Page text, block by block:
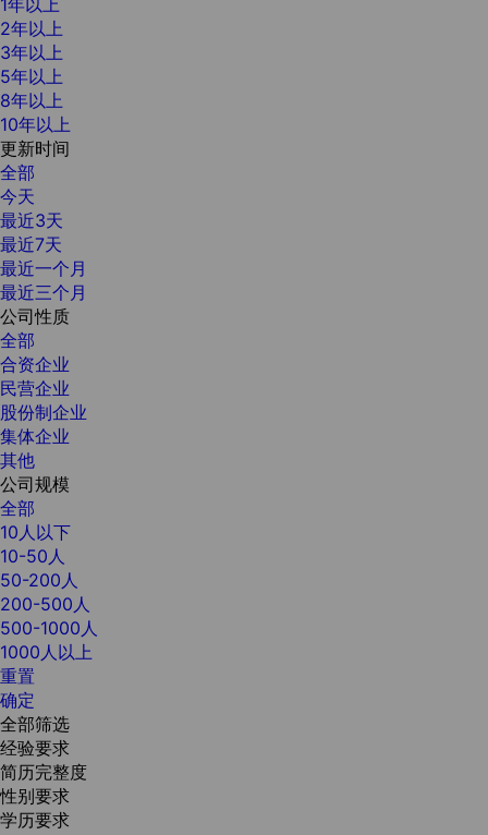
2年以上
3年以上
5年以上
8年以上
10年以上
更新时间
全部
今天
最近3天
最近7天
最近一个月
最近三个月
公司性质
全部
合资企业
民营企业
股份制企业
集体企业
其他
公司规模
全部
10人以下
10-50人
50-200人
200-500人
500-1000人
1000人以上
重置
确定
全部筛选
经验要求
简历完整度
性别要求
学历要求